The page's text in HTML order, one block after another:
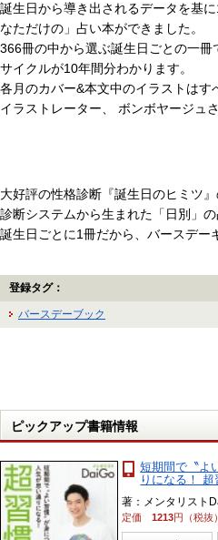
誕生日から導き出されるデータを基
なただけの」占い本ができました。
366冊の中から選ぶ誕生日ごとの一冊
サイクルが10年間分わかります。
各月のカバー&本文中のイラストは
イラストレーター、 ボンボヤージュ
大好評の性格診断『誕生日のヒミツ
診断システムから生まれた「日別」
誕生日ごとに1冊だから、バースデー
登録タグ：
バースデーブック
ピックアップ書籍情報
短期間で〝よ
りになる！ 超
著：メンタリスト
定価1213円（税抜）